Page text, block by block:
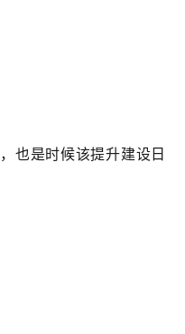
，也是时候该提升建设日